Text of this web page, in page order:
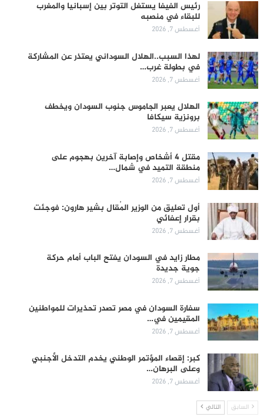
رئيس الفيفا يستغل التوتر بين إسبانيا والمغرب
للبقاء في منصبه
أغسطس 7, 2026
لهذا السبب..الهلال السوداني يعتذر عن المشاركة
في بطولة غرب…
أغسطس 7, 2026
الهلال يعبر الجاموس جنوب السودان ويخطف
برونزية سيكافا
أغسطس 7, 2026
مقتل 4 أشخاص وإصابة آخرين بهجوم على
منطقة التميد في شمال…
أغسطس 7, 2026
أول تعليق من الوزير المُقال بشير هارون: فوجئت
بقرار إعفائي
أغسطس 7, 2026
مطار زايد في السودان يفتح الباب أمام حركة
جوية جديدة
أغسطس 7, 2026
سفارة السودان في مصر تصدر تحذيرات للمواطنين
المقيمين في…
أغسطس 7, 2026
كبر: إقصاء المؤتمر الوطني يخدم التدخل الأجنبي
وعلى البرهان…
أغسطس 7, 2026
السابق التالي